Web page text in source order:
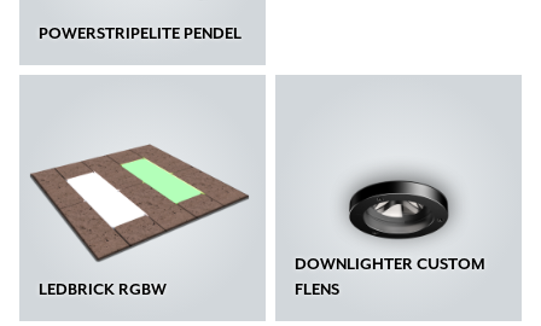
POWERSTRIPELITE PENDEL
LEDBRICK RGBW
DOWNLIGHTER CUSTOM
FLENS